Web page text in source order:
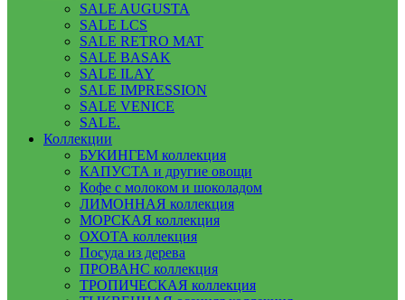
SALE AUGUSTA
SALE LCS
SALE RETRO MAT
SALE BASAK
SALE ILAY
SALE IMPRESSION
SALE VENICE
SALE.
Коллекции
БУКИНГЕМ коллекция
КАПУСТА и другие овощи
Кофе с молоком и шоколадом
ЛИМОННАЯ коллекция
МОРСКАЯ коллекция
ОХОТА коллекция
Посуда из дерева
ПРОВАНС коллекция
ТРОПИЧЕСКАЯ коллекция